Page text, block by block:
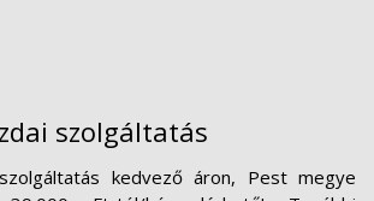
szolgáltatás
kedvező áron, Pest megye